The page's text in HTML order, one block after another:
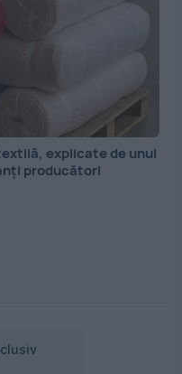
explicate de unul
producători